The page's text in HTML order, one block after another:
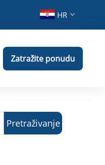
HR
Zatražite ponudu
Pretraživanje